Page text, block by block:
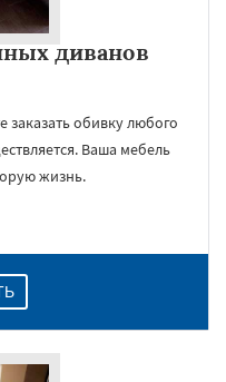
диванов
обивку любого
Ваша мебель
жизнь.